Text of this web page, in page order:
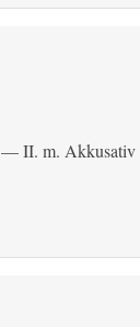
— II. m. Akkusativ